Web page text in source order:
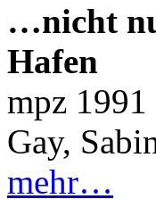
…nicht
Hafen
mpz
Gay,
mehr…